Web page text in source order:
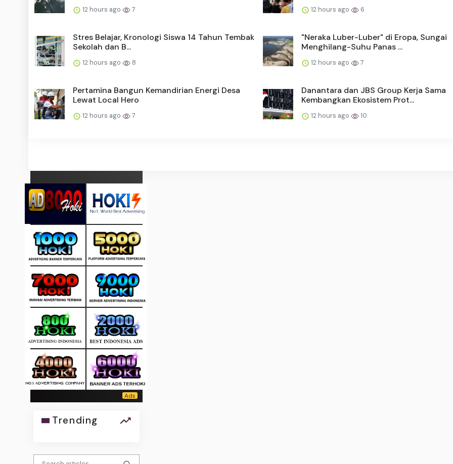
12 hours ago 7 12 hours ago 6
Stres Belajar, Kronologi Siswa 14 Tahun Tembak
Sekolah dan B...
12 hours ago 8
"Neraka Luber-Luber" di Eropa, Sungai
Menghilang-Suhu Panas ...
12 hours ago 7
Pertamina Bangun Kemandirian Energi Desa
Lewat Local Hero
12 hours ago 7
Danantara dan JBS Group Kerja Sama
Kembangkan Ekosistem Prot...
12 hours ago 10
Trending